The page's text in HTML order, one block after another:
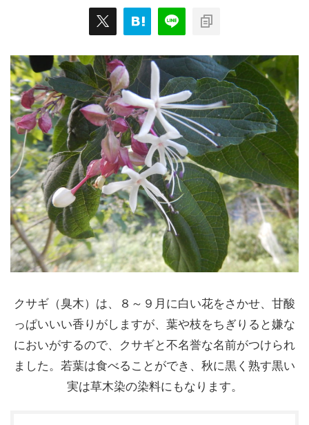
クサギ（臭木）は、８～９月に白い花をさかせ、甘酸
っぱいいい香りがしますが、葉や枝をちぎりると嫌な
においがするので、クサギと不名誉な名前がつけられ
ました。若葉は食べることができ、秋に黒く熟す黒い
実は草木染の染料にもなります。